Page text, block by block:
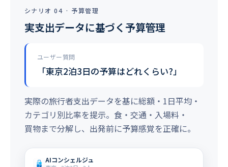
シナリオ 04 · 予算管理
実支出データに基づく予算管理
ユーザー質問
「東京2泊3日の予算はどれくらい?」
実際の旅行者支出データを基に総額・1日平均・
カテゴリ別比率を提示。食・交通・入場料・
買物まで分解し、出発前に予算感覚を正確に。
AIコンシェルジュ